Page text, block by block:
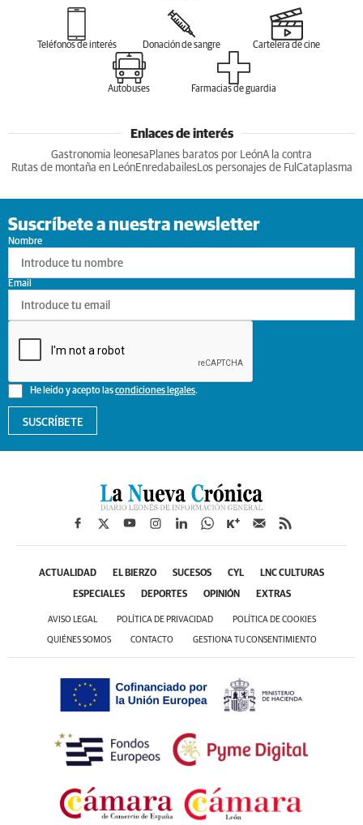
Teléfonos de interés Donación de sangre Cartelera de cine
Autobuses Farmacias de guardia
Enlaces de interés
Gastronomia leonesa Planes baratos por LeónA la contra
Rutas de montaña en LeónEnredabailesLos personajes de Ful Cataplasma
Suscríbete a nuestra newsletter
Nombre
He leído y acepto lascondiciones legales.
Email
SUSCRÍBETE
ACTUALIDAD EL BIERZO SUCESOS CYL LNC CULTURAS
ESPECIALES DEPORTES OPINIÓN EXTRAS
AVISO LEGAL POLÍTICA DE PRIVACIDAD POLÍTICA DE COOKIES
QUIÉNES SOMOS CONTACTO GESTIONA TU CONSENTIMIENTO